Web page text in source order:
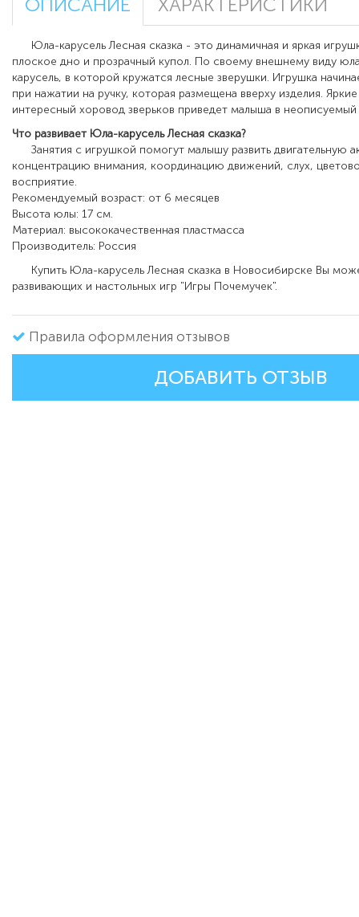
ОПИСАНИЕ ХАРАКТЕРИСТИКИ
Юла-карусель Лесная сказка - это динамичная и яркая
плоское дно и прозрачный купол. По своему внешнему виду
карусель, в которой кружатся лесные зверушки. Игрушка
при нажатии на ручку, которая размещена вверху изделия.
интересный хоровод зверьков приведет малыша в неописуемый
Что развивает Юла-карусель Лесная сказка?
Занятия с игрушкой помогут малышу развить двигательную
концентрацию внимания, координацию движений, слух,
восприятие.
Рекомендуемый возраст: от 6 месяцев
Высота юлы: 17 см.
Материал: высококачественная пластмасса
Производитель: Россия
Купить Юла-карусель Лесная сказка в Новосибирске Вы
развивающих и настольных игр "Игры Почемучек".
Правила оформления отзывов
ДОБАВИТЬ ОТЗЫВ